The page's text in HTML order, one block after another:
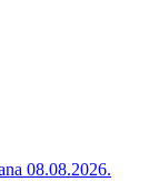
08.08.2026.